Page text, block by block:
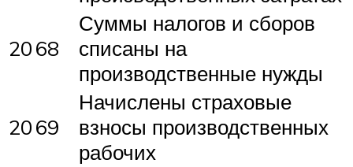
2068
Суммы налогов и сборов
списаны на
производственные нужды
2069
Начислены страховые
взносы производственных
рабочих